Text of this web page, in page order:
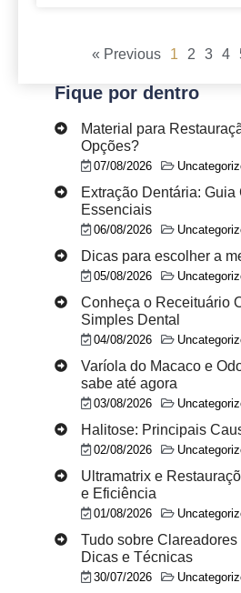
« Previous 1 2 3 4
Fique por dentro
Material para
Opções?
07/08/2026
Extração Dentária:
Essenciais
06/08/2026
Dicas para escolher a
05/08/2026
Conheça o Receituário
Simples Dental
04/08/2026
Varíola do Macaco e
sabe até agora
03/08/2026
Halitose: Principais
02/08/2026
Ultramatrix e
e Eficiência
01/08/2026
Tudo sobre
Dicas e Técnicas
30/07/2026